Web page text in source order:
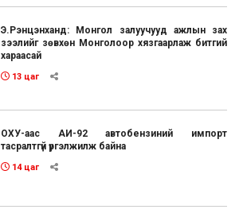
Э.Рэнцэнханд: Монгол залуучууд ажлын зах
зээлийг зөвхөн Монголоор хязгаарлаж битгий
хараасай
13 цаг
ОХУ-аас АИ-92 автобензиний импорт
тасралтгүй үргэлжилж байна
14 цаг